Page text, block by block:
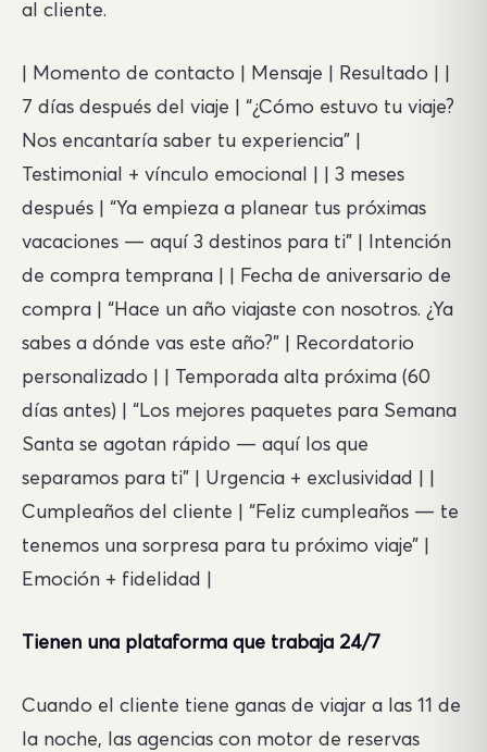
al cliente.
| Momento de contacto | Mensaje | Resultado | |
7 días después del viaje | “¿Cómo estuvo tu viaje?
Nos encantaría saber tu experiencia” |
Testimonial + vínculo emocional | | 3 meses
después | “Ya empieza a planear tus próximas
vacaciones — aquí 3 destinos para ti” | Intención
de compra temprana | | Fecha de aniversario de
compra | “Hace un año viajaste con nosotros. ¿Ya
sabes a dónde vas este año?” | Recordatorio
personalizado | | Temporada alta próxima (60
días antes) | “Los mejores paquetes para Semana
Santa se agotan rápido — aquí los que
separamos para ti” | Urgencia + exclusividad | |
Cumpleaños del cliente | “Feliz cumpleaños — te
tenemos una sorpresa para tu próximo viaje” |
Emoción + fidelidad |
Tienen una plataforma que trabaja 24/7
Cuando el cliente tiene ganas de viajar a las 11 de
la noche, las agencias con motor de reservas